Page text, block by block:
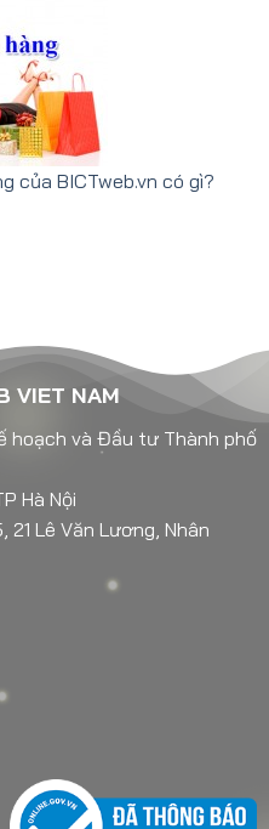
của BICTweb.vn có gì?
VIET NAM
hoạch và Đầu tư Thành phố
Hà Nội
21 Lê Văn Lương, Nhân